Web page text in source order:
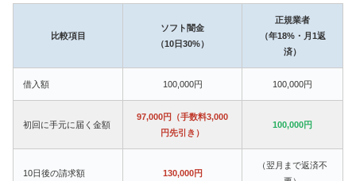
比較項目
ソフト闇金
（10日30%）
正規業者
（年18%・月1返
済）
借入額 100,000円 100,000円
初回に手元に届く金額
97,000円（手数料3,000
円先引き）
100,000円
10日後の請求額 130,000円
（翌月まで返済不